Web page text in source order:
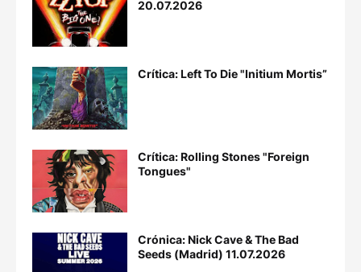
20.07.2026
Crítica: Left To Die "Initium Mortis”
Crítica: Rolling Stones "Foreign
Tongues"
Crónica: Nick Cave & The Bad
Seeds (Madrid) 11.07.2026